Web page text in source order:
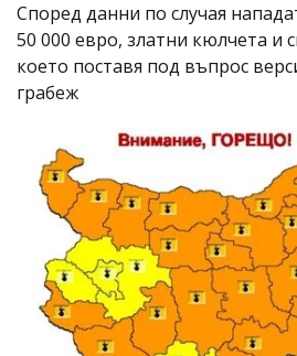
Според данни по случая
50 000 евро, златни кюлчета и
което поставя под въпрос
грабеж